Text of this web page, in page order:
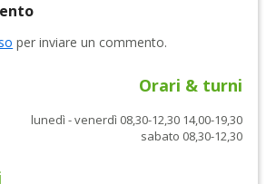
per inviare un commento.
Orari & turni
lunedì - venerdì 08,30-12,30 14,00-19,30
sabato 08,30-12,30